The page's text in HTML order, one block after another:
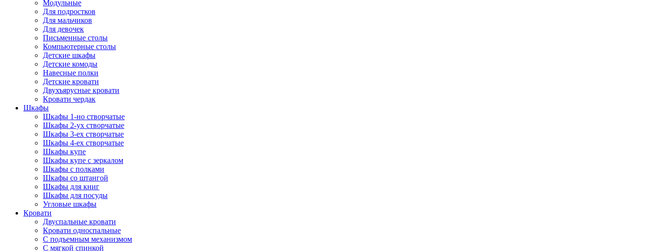
Модульные
Для подростков
Для мальчиков
Для девочек
Письменные столы
Компьютерные столы
Детские шкафы
Детские комоды
Навесные полки
Детские кровати
Двухъярусные кровати
Кровати чердак
Шкафы
Шкафы 1-но створчатые
Шкафы 2-ух створчатые
Шкафы 3-ех створчатые
Шкафы 4-ех створчатые
Шкафы купе
Шкафы купе с зеркалом
Шкафы с полками
Шкафы со штангой
Шкафы для книг
Шкафы для посуды
Угловые шкафы
Кровати
Двуспальные кровати
Кровати односпальные
С подъемным механизмом
С мягкой спинкой